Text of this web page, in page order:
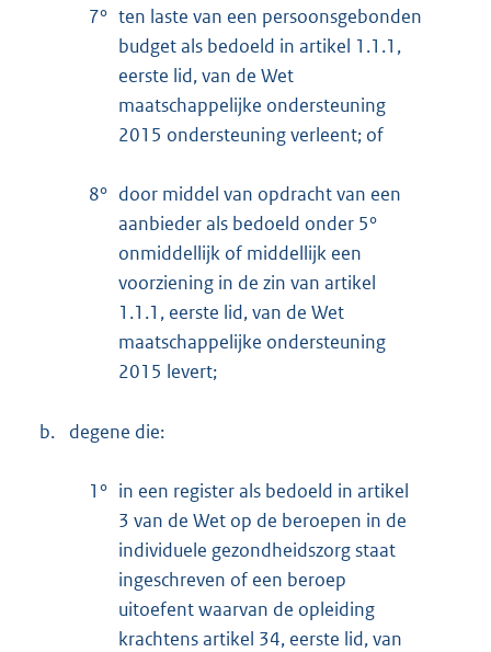
7° ten laste van een persoonsgebonden
budget als bedoeld in artikel 1.1.1,
eerste lid, van de Wet
maatschappelijke ondersteuning
2015 ondersteuning verleent; of
8° door middel van opdracht van een
aanbieder als bedoeld onder 5°
onmiddellijk of middellijk een
voorziening in de zin van artikel
1.1.1, eerste lid, van de Wet
maatschappelijke ondersteuning
2015 levert;
b. degene die:
1° in een register als bedoeld in artikel
3 van de Wet op de beroepen in de
individuele gezondheidszorg staat
ingeschreven of een beroep
uitoefent waarvan de opleiding
krachtens artikel 34, eerste lid, van